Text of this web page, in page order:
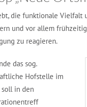
die funktionale Vielfalt
und vor allem
zu reagieren.
das sog.
Hofstelle im
soll in den